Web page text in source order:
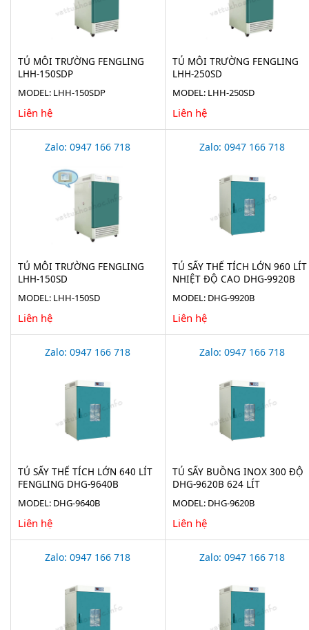
TỦ MÔI TRƯỜNG FENGLING
LHH-150SDP
MODEL: LHH-150SDP
Liên hệ
TỦ MÔI TRƯỜNG FENGLING
LHH-250SD
MODEL: LHH-250SD
Liên hệ
Zalo: 0947 166 718
TỦ MÔI TRƯỜNG FENGLING
LHH-150SD
MODEL: LHH-150SD
Liên hệ
Zalo: 0947 166 718
TỦ SẤY THỂ TÍCH LỚN 960 LÍT
NHIỆT ĐỘ CAO DHG-9920B
MODEL: DHG-9920B
Liên hệ
Zalo: 0947 166 718
TỦ SẤY THỂ TÍCH LỚN 640 LÍT
FENGLING DHG-9640B
MODEL: DHG-9640B
Liên hệ
Zalo: 0947 166 718
TỦ SẤY BUỒNG INOX 300 ĐỘ
DHG-9620B 624 LÍT
MODEL: DHG-9620B
Liên hệ
Zalo: 0947 166 718 Zalo: 0947 166 718